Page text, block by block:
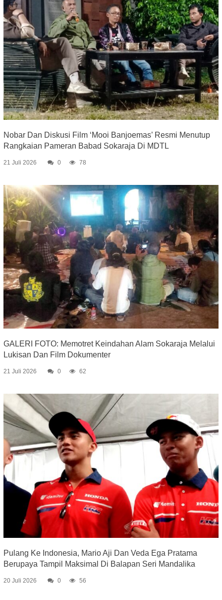
Nobar Dan Diskusi Film ‘Mooi Banjoemas’ Resmi Menutup
Rangkaian Pameran Babad Sokaraja Di MDTL
21 Juli 2026 0 78
GALERI FOTO: Memotret Keindahan Alam Sokaraja Melalui
Lukisan Dan Film Dokumenter
21 Juli 2026 0 62
Pulang Ke Indonesia, Mario Aji Dan Veda Ega Pratama
Berupaya Tampil Maksimal Di Balapan Seri Mandalika
20 Juli 2026 0 56